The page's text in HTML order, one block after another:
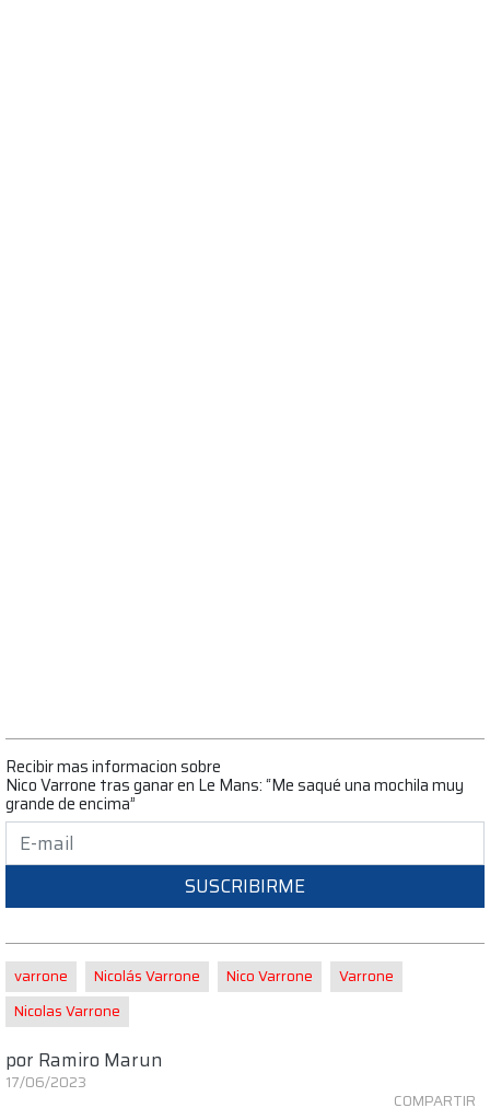
Recibir mas informacion sobre
Nico Varrone tras ganar en Le Mans: “Me saqué una mochila muy
grande de encima”
SUSCRIBIRME
varrone Nicolás Varrone Nico Varrone
Varrone
Nicolas Varrone
por Ramiro Marun
17/06/2023
COMPARTIR